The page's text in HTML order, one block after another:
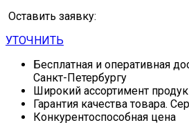
Оставить заявку:
УТОЧНИТЬ
Бесплатная и оперативная
Санкт-Петербургу
Широкий ассортимент
Гарантия качества товара.
Конкурентоспособная цена